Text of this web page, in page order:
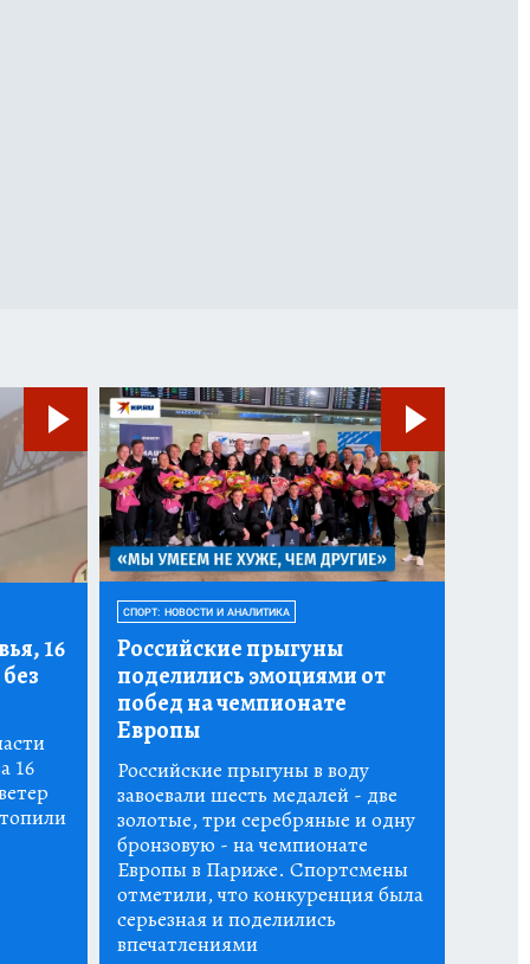
16
16
СПОРТ: НОВОСТИ И АНАЛИТИКА
Российские прыгуны
поделились эмоциями от
побед на чемпионате
Европы
Российские прыгуны в воду
завоевали шесть медалей - две
золотые, три серебряные и одну
бронзовую - на чемпионате
Европы в Париже. Спортсмены
отметили, что конкуренция была
серьезная и поделились
впечатлениями